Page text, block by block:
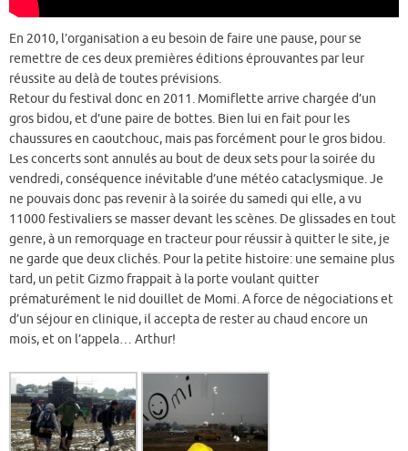
En 2010, l’organisation a eu besoin de faire une pause, pour se
remettre de ces deux premières éditions éprouvantes par leur
réussite au delà de toutes prévisions.
Retour du festival donc en 2011. Momiflette arrive chargée d’un
gros bidou, et d’une paire de bottes. Bien lui en fait pour les
chaussures en caoutchouc, mais pas forcément pour le gros bidou.
Les concerts sont annulés au bout de deux sets pour la soirée du
vendredi, conséquence inévitable d’une météo cataclysmique. Je
ne pouvais donc pas revenir à la soirée du samedi qui elle, a vu
11000 festivaliers se masser devant les scènes. De glissades en tout
genre, à un remorquage en tracteur pour réussir à quitter le site, je
ne garde que deux clichés. Pour la petite histoire: une semaine plus
tard, un petit Gizmo frappait à la porte voulant quitter
prématurément le nid douillet de Momi. A force de négociations et
d’un séjour en clinique, il accepta de rester au chaud encore un
mois, et on l’appela… Arthur!